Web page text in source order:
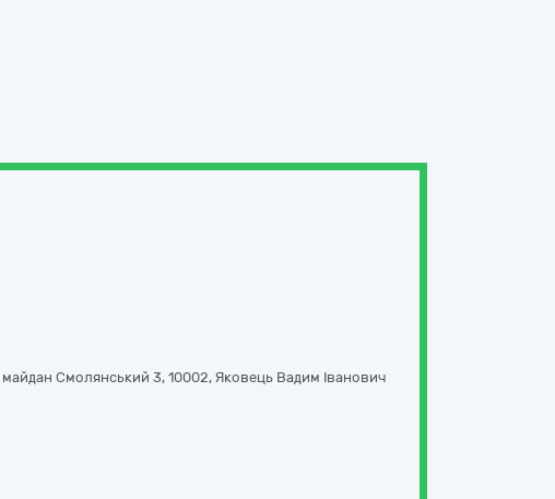
майдан Смолянський 3, 10002, Яковець Вадим Іванович